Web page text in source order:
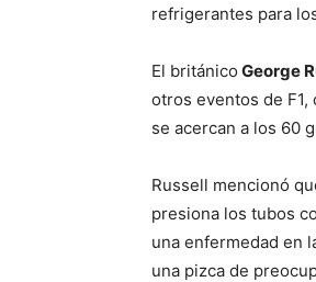
refrigerantes para
El británico George
otros eventos de F1,
se acercan a los 60
Russell mencionó
presiona los tubos
una enfermedad en
una pizca de